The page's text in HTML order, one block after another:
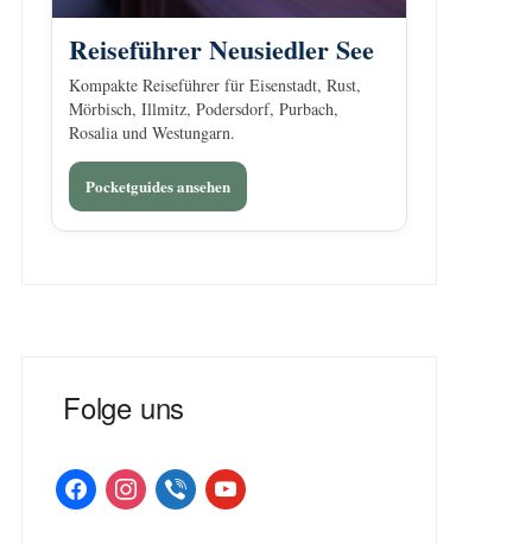
Reiseführer Neusiedler See
Kompakte Reiseführer für Eisenstadt, Rust,
Mörbisch, Illmitz, Podersdorf, Purbach,
Rosalia und Westungarn.
Pocketguides ansehen
Folge uns
facebookinstagramviber youtube